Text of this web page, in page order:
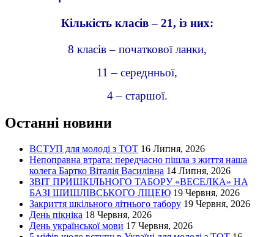
Кількість класів – 21, із них:
8 класів – початкової ланки,
11 – середнньої,
4 – старшої.
Останні новини
ВСТУП для молоді з ТОТ 16 Липня, 2026
Непоправна втрата: передчасно пішла з життя наша
колега Бартко Віталія Василівна 14 Липня, 2026
ЗВІТ ПРИШКІЛЬНОГО ТАБОРУ «ВЕСЕЛКА» НА
БАЗІ ШИШЛІВСЬКОГО ЛІЦЕЮ 19 Червня, 2026
Закриття шкільного літнього табору 19 Червня, 2026
День пікніка 18 Червня, 2026
День української мови 17 Червня, 2026